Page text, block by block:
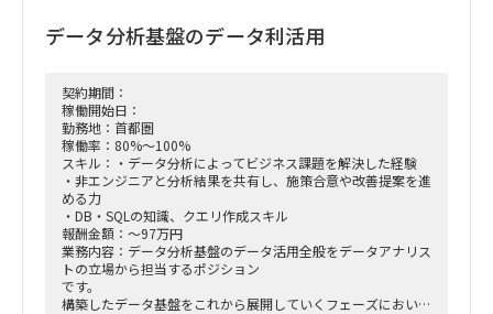
データ分析基盤のデータ利活用
契約期間：
稼働開始日：
勤務地：首都圏
稼働率：80%～100%
スキル：・データ分析によってビジネス課題を解決した経験
・非エンジニアと分析結果を共有し、施策合意や改善提案を進
める力
・DB・SQLの知識、クエリ作成スキル
報酬金額：～97万円
業務内容：データ分析基盤のデータ活用全般をデータアナリス
トの立場から担当するポジション
です。
構築したデータ基盤をこれから展開していくフェーズにおい